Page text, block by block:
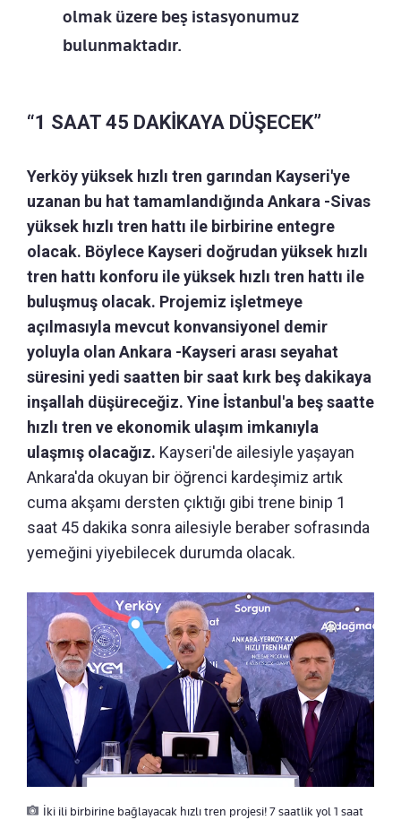
olmak üzere beş istasyonumuz
bulunmaktadır.
“1 SAAT 45 DAKİKAYA DÜŞECEK”
Yerköy yüksek hızlı tren garından Kayseri'ye
uzanan bu hat tamamlandığında Ankara -Sivas
yüksek hızlı tren hattı ile birbirine entegre
olacak. Böylece Kayseri doğrudan yüksek hızlı
tren hattı konforu ile yüksek hızlı tren hattı ile
buluşmuş olacak. Projemiz işletmeye
açılmasıyla mevcut konvansiyonel demir
yoluyla olan Ankara -Kayseri arası seyahat
süresini yedi saatten bir saat kırk beş dakikaya
inşallah düşüreceğiz. Yine İstanbul'a beş saatte
hızlı tren ve ekonomik ulaşım imkanıyla
ulaşmış olacağız. Kayseri'de ailesiyle yaşayan
Ankara'da okuyan bir öğrenci kardeşimiz artık
cuma akşamı dersten çıktığı gibi trene binip 1
saat 45 dakika sonra ailesiyle beraber sofrasında
yemeğini yiyebilecek durumda olacak.
İki ili birbirine bağlayacak hızlı tren projesi! 7 saatlik yol 1 saat